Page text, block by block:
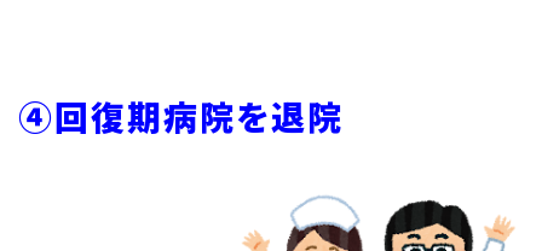
④回復期病院を退院